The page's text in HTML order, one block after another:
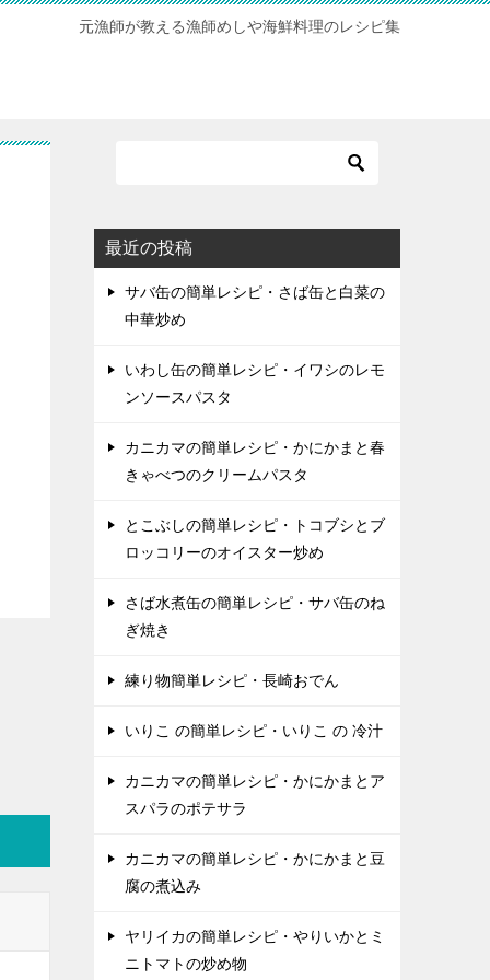
元漁師が教える漁師めしや海鮮料理のレシピ集
最近の投稿
サバ缶の簡単レシピ・さば缶と白菜の
中華炒め
いわし缶の簡単レシピ・イワシのレモ
ンソースパスタ
カニカマの簡単レシピ・かにかまと春
きゃべつのクリームパスタ
とこぶしの簡単レシピ・トコブシとブ
ロッコリーのオイスター炒め
さば水煮缶の簡単レシピ・サバ缶のね
ぎ焼き
練り物簡単レシピ・長崎おでん
いりこ の簡単レシピ・いりこ の 冷汁
カニカマの簡単レシピ・かにかまとア
スパラのポテサラ
カニカマの簡単レシピ・かにかまと豆
腐の煮込み
ヤリイカの簡単レシピ・やりいかとミ
ニトマトの炒め物